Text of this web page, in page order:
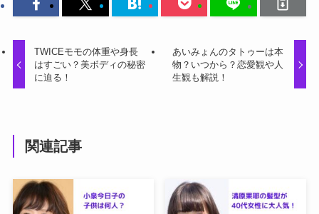
TWICEモモの体重や身長
はすごい？美ボディの秘密
に迫る！
あいみょんのタトゥーは本
物？いつから？恋愛観や人
生観も解説！
関連記事